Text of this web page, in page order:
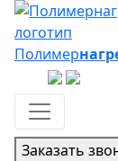
Полимер
Заказать